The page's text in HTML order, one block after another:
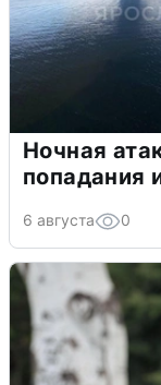
Ночная
попадания
6 августа 0